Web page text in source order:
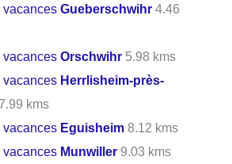
vacancesGueberschwihr 4.46
vacancesOrschwihr 5.98 kms
vacances Herrlisheim-près-
7.99 kms
vacances Eguisheim 8.12 kms
vacances Munwiller 9.03 kms